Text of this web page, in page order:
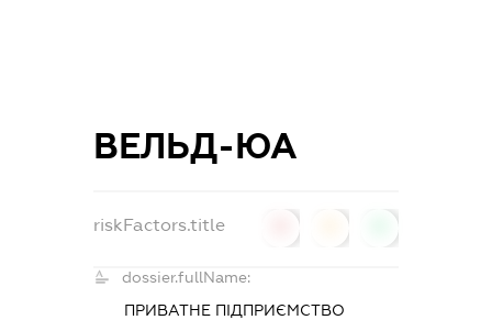
ВЕЛЬД-ЮА
riskFactors.title
dossier.fullName:
ПРИВАТНЕ ПІДПРИЄМСТВО